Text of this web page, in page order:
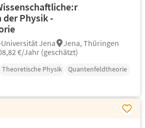
Physik -
Jena
Jena, Thüringen
€/Jahr (geschätzt)
Theoretische Physik
Quantenfeldtheorie